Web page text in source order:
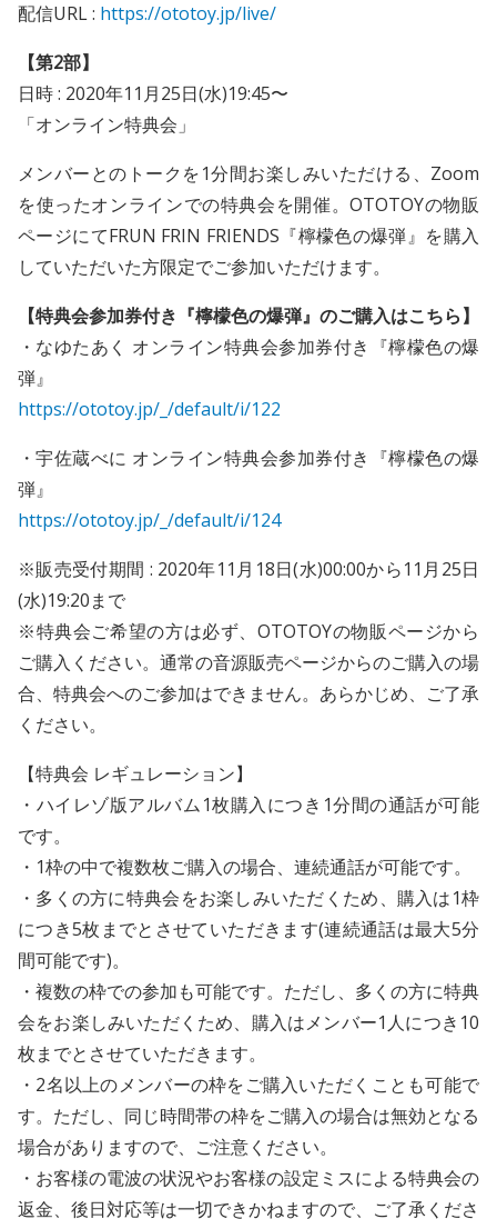
配信URL : https://ototoy.jp/live/
【第2部】
日時 : 2020年11月25日(水)19:45〜
「オンライン特典会」
メンバーとのトークを1分間お楽しみいただける、Zoom
を使ったオンラインでの特典会を開催。OTOTOYの物販
ページにてFRUN FRIN FRIENDS『檸檬色の爆弾』を購入
していただいた方限定でご参加いただけます。
【特典会参加券付き『檸檬色の爆弾』のご購入はこちら】
・なゆたあく オンライン特典会参加券付き『檸檬色の爆
弾』
https://ototoy.jp/_/default/i/122
・宇佐蔵べに オンライン特典会参加券付き『檸檬色の爆
弾』
https://ototoy.jp/_/default/i/124
※販売受付期間 : 2020年11月18日(水)00:00から11月25日
(水)19:20まで
※特典会ご希望の方は必ず、OTOTOYの物販ページから
ご購入ください。通常の音源販売ページからのご購入の場
合、特典会へのご参加はできません。あらかじめ、ご了承
ください。
【特典会 レギュレーション】
・ハイレゾ版アルバム1枚購入につき1分間の通話が可能
です。
・1枠の中で複数枚ご購入の場合、連続通話が可能です。
・多くの方に特典会をお楽しみいただくため、購入は1枠
につき5枚までとさせていただきます(連続通話は最大5分
間可能です)。
・複数の枠での参加も可能です。ただし、多くの方に特典
会をお楽しみいただくため、購入はメンバー1人につき10
枚までとさせていただきます。
・2名以上のメンバーの枠をご購入いただくことも可能で
す。ただし、同じ時間帯の枠をご購入の場合は無効となる
場合がありますので、ご注意ください。
・お客様の電波の状況やお客様の設定ミスによる特典会の
返金、後日対応等は一切できかねますので、ご了承くださ